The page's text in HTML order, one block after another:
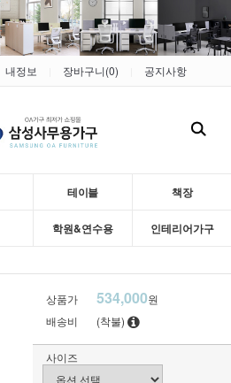
내정보 장바구니(0) 공지사항
테이블 책장
학원&연수용
인테리어가구
상품가 534,000원
배송비
(착불)
사이즈